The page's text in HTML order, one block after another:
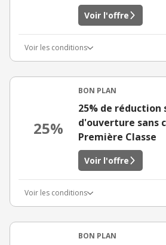
Voir l'offre
Voir les conditions
25%
BON PLAN
25% de réduction
d'ouverture sans
Première Classe
Voir l'offre
Voir les conditions
BON PLAN